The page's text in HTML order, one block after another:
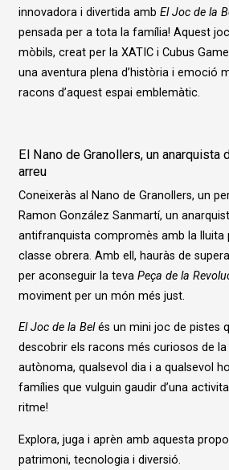
innovadora i divertida ambEl Joc de la
pensada per a tota la família! Aquest
mòbils, creat per la XATIC i Cubus
una aventura plena d’història i emoció
racons d’aquest espai emblemàtic.
El Nano de Granollers, un anarquista
arreu
Coneixeràs al Nano de Granollers, un
Ramon González Sanmartí, un
antifranquista compromès amb la lluita
classe obrera. Amb ell, hauràs de
per aconseguir la tevaPeça de la
moviment per un món més just.
El Joc de la Belés un mini joc de pistes
descobrir els racons més curiosos de
autònoma, qualsevol dia i a qualsevol
famílies que vulguin gaudir d’una
ritme!
Explora, juga i aprèn amb aquesta
patrimoni, tecnologia i diversió.